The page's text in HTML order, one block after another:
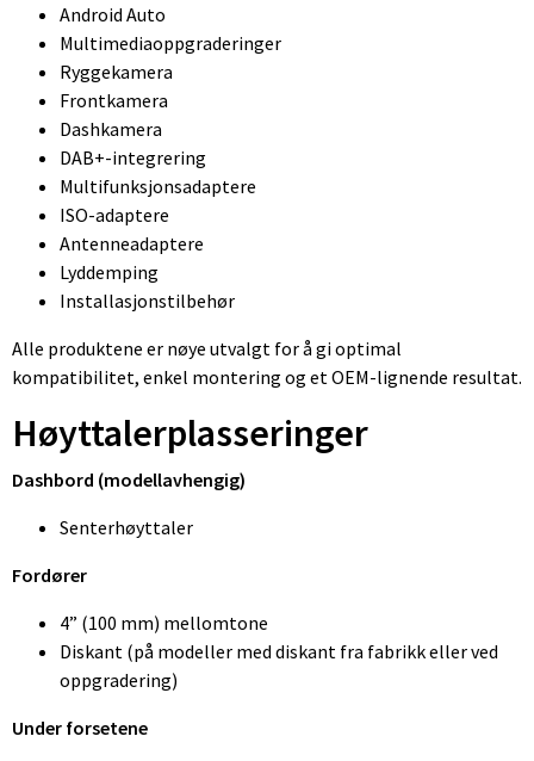
Android Auto
Multimediaoppgraderinger
Ryggekamera
Frontkamera
Dashkamera
DAB+-integrering
Multifunksjonsadaptere
ISO-adaptere
Antenneadaptere
Lyddemping
Installasjonstilbehør
Alle produktene er nøye utvalgt for å gi optimal
kompatibilitet, enkel montering og et OEM-lignende resultat.
Høyttalerplasseringer
Dashbord (modellavhengig)
Senterhøyttaler
Fordører
4” (100 mm) mellomtone
Diskant (på modeller med diskant fra fabrikk eller ved
oppgradering)
Under forsetene